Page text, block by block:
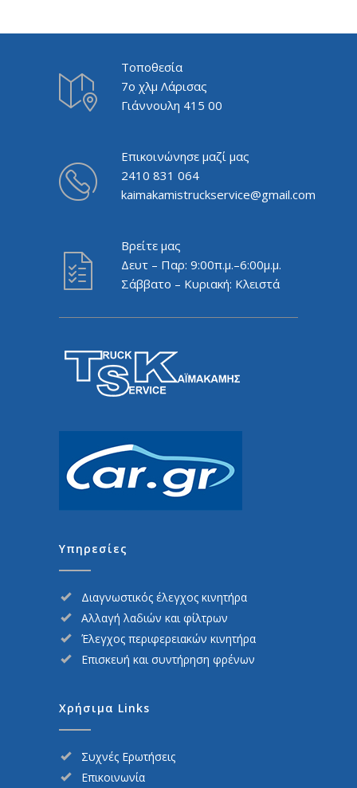
Τοποθεσία
7ο χλμ Λάρισας
Γιάννουλη 415 00
Επικοινώνησε μαζί μας
2410 831 064
kaimakamistruckservice@gmail.com
Βρείτε μας
Δευτ – Παρ: 9:00π.μ.–6:00μ.μ.
Σάββατο – Κυριακή: Κλειστά
Υπηρεσίες
Διαγνωστικός έλεγχος κινητήρα
Αλλαγή λαδιών και φίλτρων
Έλεγχος περιφερειακών κινητήρα
Επισκευή και συντήρηση φρένων
Χρήσιμα Links
Συχνές Ερωτήσεις
Επικοινωνία